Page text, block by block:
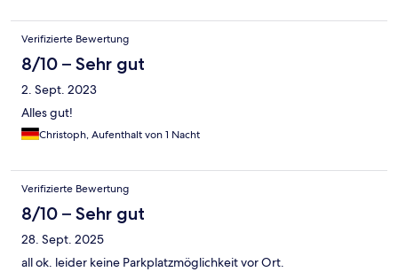
Verifizierte Bewertung
8/10 – Sehr gut
2. Sept. 2023
Alles gut!
Christoph, Aufenthalt von 1 Nacht
Verifizierte Bewertung
8/10 – Sehr gut
28. Sept. 2025
all ok. leider keine Parkplatzmöglichkeit vor Ort.